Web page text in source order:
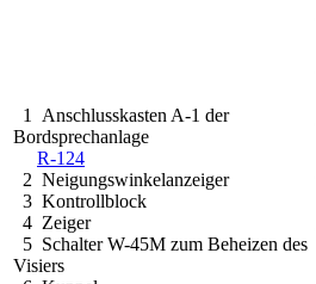
1 Anschlusskasten A-1 der
Bordsprechanlage
R-124
2 Neigungswinkelanzeiger
3 Kontrollblock
4 Zeiger
5 Schalter W-45M zum Beheizen des
Visiers